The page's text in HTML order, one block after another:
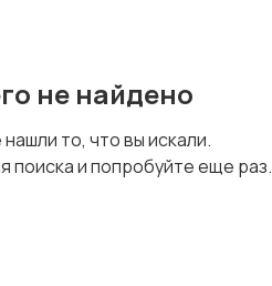
не найдено
то, что вы искали.
поиска и попробуйте еще раз.